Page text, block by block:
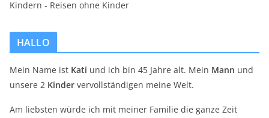
HALLO
Mein Name ist Kati und ich bin 45 Jahre alt. Mein Mann und
unsere 2 Kinder vervollständigen meine Welt.
Am liebsten würde ich mit meiner Familie die ganze Zeit